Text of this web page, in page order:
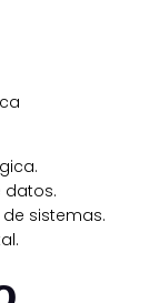
datos.
sistemas.